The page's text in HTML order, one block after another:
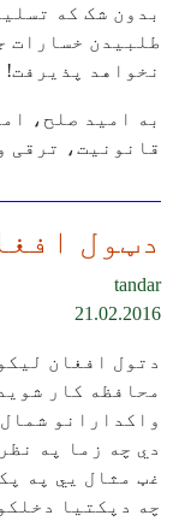
بدون شک که
طلبیدن خسارات
نخواهد پذیرفت!
به امید صلح،
قانونیت، ترقی
دټول
tandar
21.02.2016
دتول افغان
محافظه کار
واکدارانو
دي چه زما په
غټ مثال يي په
چه دپکتيا